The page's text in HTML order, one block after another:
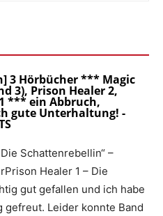
3 Hörbücher *** Magic
3), Prison Healer 2,
*** ein Abbruch,
gute Unterhaltung! -
Schattenrebellin“ –
Healer 1 – Die
gut gefallen und ich habe
gefreut. Leider konnte Band